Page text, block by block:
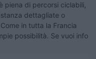
piena di percorsi ciclabili,
dettagliate o
in tutta la Francia
possibilità. Se vuoi info